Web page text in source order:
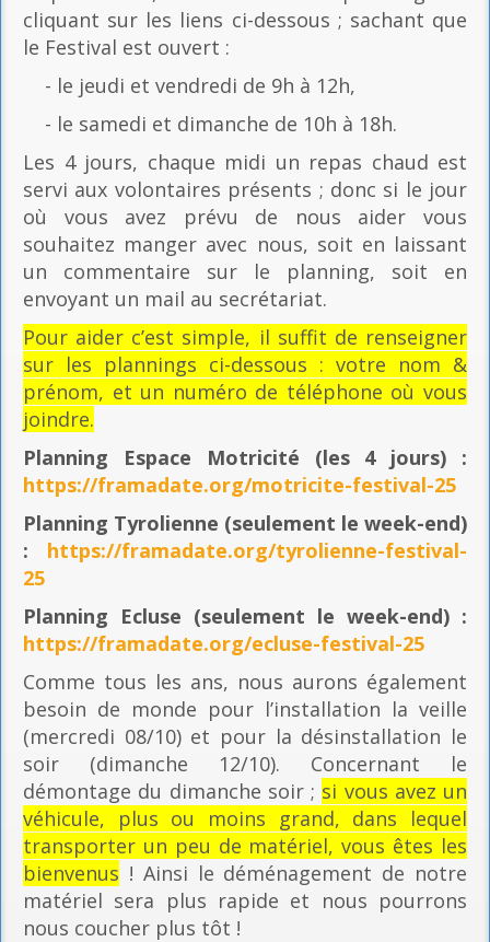
cliquant sur les liens ci-dessous ; sachant que
le Festival est ouvert :
- le jeudi et vendredi de 9h à 12h,
- le samedi et dimanche de 10h à 18h.
Les 4 jours, chaque midi un repas chaud est
servi aux volontaires présents ; donc si le jour
où vous avez prévu de nous aider vous
souhaitez manger avec nous, soit en laissant
un commentaire sur le planning, soit en
envoyant un mail au secrétariat.
Pour aider c’est simple, il suffit de renseigner
sur les plannings ci-dessous : votre nom &
prénom, et un numéro de téléphone où vous
joindre.
Planning Espace Motricité (les 4 jours) :
https://framadate.org/motricite-festival-25
Planning Tyrolienne (seulement le week-end)
: https://framadate.org/tyrolienne-festival-
25
Planning Ecluse (seulement le week-end) :
https://framadate.org/ecluse-festival-25
Comme tous les ans, nous aurons également
besoin de monde pour l’installation la veille
(mercredi 08/10) et pour la désinstallation le
soir (dimanche 12/10). Concernant le
démontage du dimanche soir ; si vous avez un
véhicule, plus ou moins grand, dans lequel
transporter un peu de matériel, vous êtes les
bienvenus ! Ainsi le déménagement de notre
matériel sera plus rapide et nous pourrons
nous coucher plus tôt !